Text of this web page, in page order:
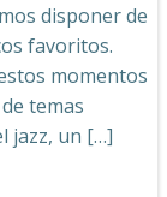
disponer de
favoritos.
momentos
temas
jazz, un […]